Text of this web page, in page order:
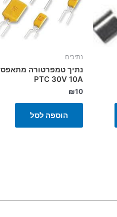
נתיכים
נתיך טמפרטורה מתאפס
PTC 30V 10A
₪10
הוספה לסל